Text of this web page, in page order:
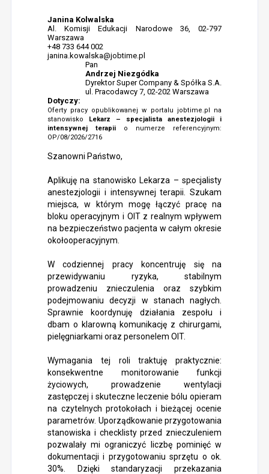
Janina Kolwalska
Al. Komisji Edukacji Narodowe 36, 02-797
Warszawa
+48 733 644 002
janina.kowalska@jobtime.pl
Pan
Andrzej Niezgódka
Dyrektor Super Company & Spółka S.A.
ul. Pracodawcy 7, 02-202 Warszawa
Dotyczy:
Oferty pracy opublikowanej w portalu jobtime.pl na
stanowisko Lekarz – specjalista anestezjologii i
intensywnej terapiio numerze referencyjnym:
OP/08/2026/2716
Szanowni Państwo,
Aplikuję na stanowisko Lekarza – specjalisty
anestezjologii i intensywnej terapii. Szukam
miejsca, w którym mogę łączyć pracę na
bloku operacyjnym i OIT z realnym wpływem
na bezpieczeństwo pacjenta w całym okresie
okołooperacyjnym.
W codziennej pracy koncentruję się na
przewidywaniu ryzyka, stabilnym
prowadzeniu znieczulenia oraz szybkim
podejmowaniu decyzji w stanach nagłych.
Sprawnie koordynuję działania zespołu i
dbam o klarowną komunikację z chirurgami,
pielęgniarkami oraz personelem OIT.
Wymagania tej roli traktuję praktycznie:
konsekwentne monitorowanie funkcji
życiowych, prowadzenie wentylacji
zastępczej i skuteczne leczenie bólu opieram
na czytelnych protokołach i bieżącej ocenie
parametrów. Uporządkowanie przygotowania
stanowiska i checklisty przed znieczuleniem
pozwalały mi ograniczyć liczbę pominięć w
dokumentacji i przygotowaniu sprzętu o ok.
30%. Dzięki standaryzacji przekazania